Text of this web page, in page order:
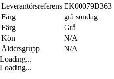
Leverantörsreferens EK00079D363
Färg
grå söndag
Färg
Grå
Kön
N/A
Åldersgrupp
N/A
Loading...
Loading...